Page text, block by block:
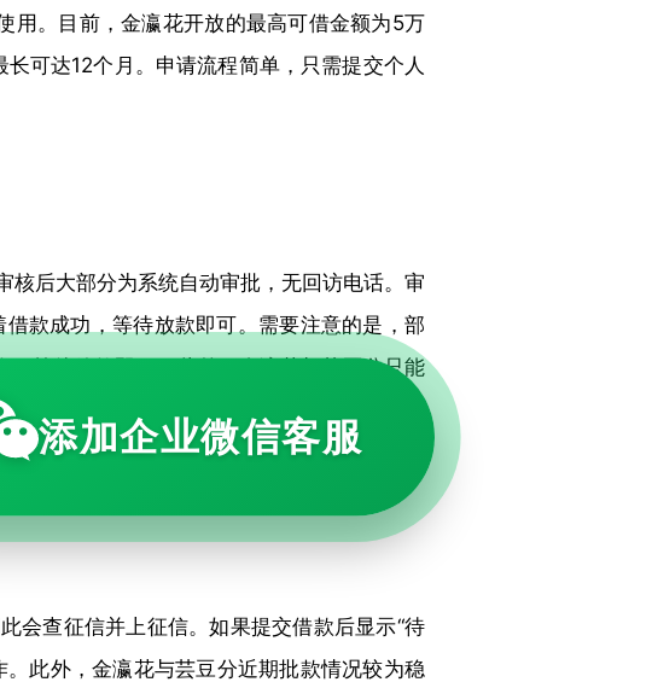
用。目前，金瀛花开放的最高可借金额为5万
可达12个月。申请流程简单，只需提交个人
后大部分为系统自动审批，无回访电话。审
款成功，等待放款即可。需要注意的是，部
，等待放款即可。此外，金瀛花与芸豆分只能
友好，适合征信大数据不黑、无当前逾期的
会查征信并上征信。如果提交借款后显示“待
此外，金瀛花与芸豆分近期批款情况较为稳
添加企业微信客服